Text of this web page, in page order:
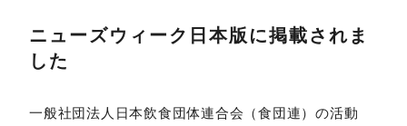
ニューズウィーク日本版に掲載されま
した
一般社団法人日本飲食団体連合会（食団連）の活動